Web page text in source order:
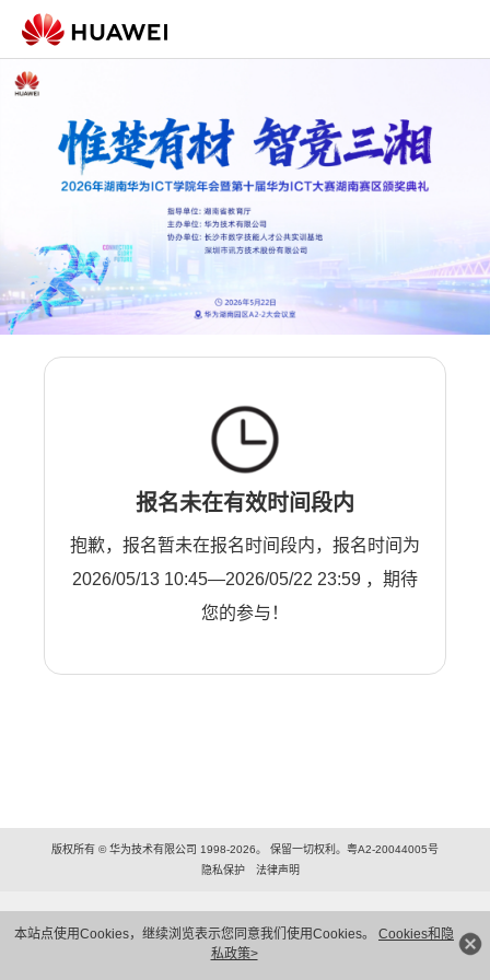
本站点使用Cookies，继续浏览表示您同意我们使用Cookies。 Cookies和隐
私政策>
报名未在有效时间段内
抱歉，报名暂未在报名时间段内，报名时间为
2026/05/13 10:45—2026/05/22 23:59 ，期待
您的参与！
版权所有 © 华为技术有限公司 1998-2026。 保留一切权利。粤A2-20044005号
隐私保护
法律声明